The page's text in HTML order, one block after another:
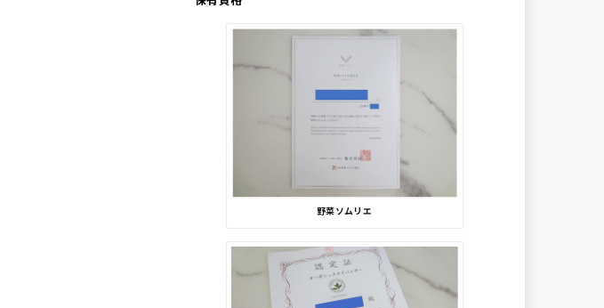
野菜ソムリエ